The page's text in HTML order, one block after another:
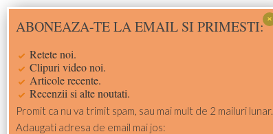
Skip
to
Skip
to
Skip
to
Skip
to
ABONEAZA-TE LA EMAIL SI PRIMESTI:
Retete noi.
Clipuri video noi.
Articole recente.
Recenzii si alte noutati.
Promit ca nu va trimit spam, sau mai mult de 2 mailuri lunar.
Adaugati adresa de email mai jos: